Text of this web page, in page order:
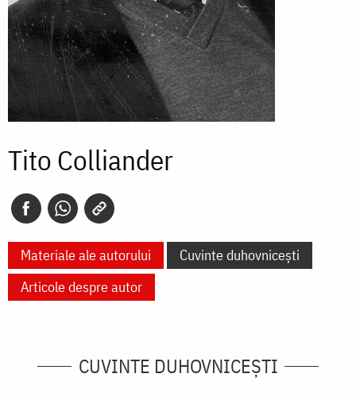
Tito Colliander
Materiale ale autorului
Cuvinte duhovnicești
Articole despre autor
CUVINTE DUHOVNICEȘTI